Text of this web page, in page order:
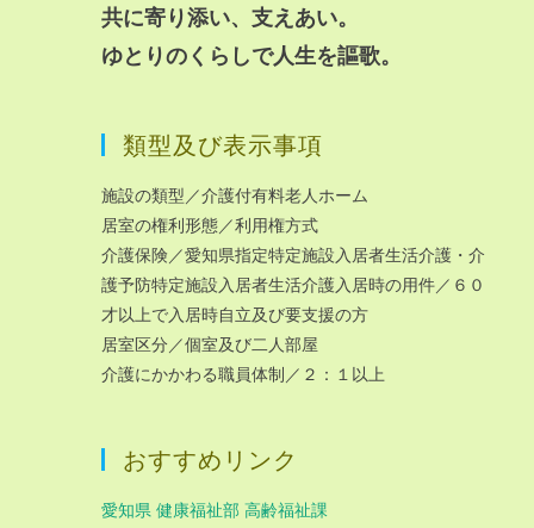
共に寄り添い、支えあい。
ゆとりのくらしで人生を謳歌。
類型及び表示事項
施設の類型／介護付有料老人ホーム
居室の権利形態／利用権方式
介護保険／愛知県指定特定施設入居者生活介護・介
護予防特定施設入居者生活介護入居時の用件／６０
才以上で入居時自立及び要支援の方
居室区分／個室及び二人部屋
介護にかかわる職員体制／２：１以上
おすすめリンク
愛知県 健康福祉部 高齢福祉課